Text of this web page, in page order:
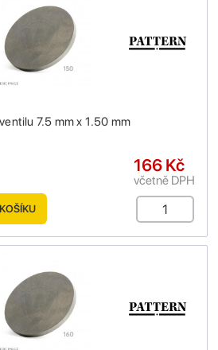
7.5 mm x 1.50 mm
166 Kč
včetně DPH